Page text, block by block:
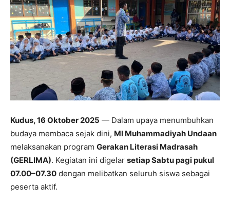
Kudus, 16 Oktober 2025 — Dalam upaya menumbuhkan
budaya membaca sejak dini, MI Muhammadiyah Undaan
melaksanakan program Gerakan Literasi Madrasah
(GERLIMA). Kegiatan ini digelar setiap Sabtu pagi pukul
07.00–07.30 dengan melibatkan seluruh siswa sebagai
peserta aktif.